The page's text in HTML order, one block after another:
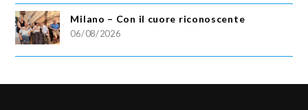
Milano – Con il cuore riconoscente
06/08/2026